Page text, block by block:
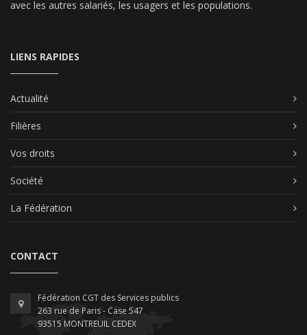
avec les autres salariés, les usagers et les populations.
LIENS RAPIDES
Actualité
Filières
Vos droits
Société
La Fédération
CONTACT
Fédération CGT des Services publics
263 rue de Paris - Case 547
93515 MONTREUIL CEDEX